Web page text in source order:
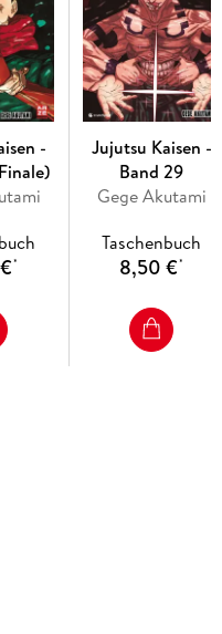
-
*
Jujutsu Kaisen -
Band 29
Gege Akutami
Taschenbuch
8,50 €*